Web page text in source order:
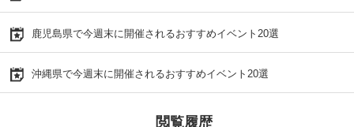
鹿児島県で今週末に開催されるおすすめイベント20選
沖縄県で今週末に開催されるおすすめイベント20選
閲覧履歴